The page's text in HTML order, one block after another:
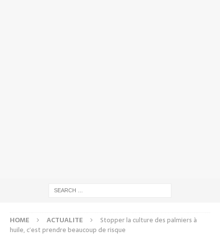
HOME ACTUALITE
Stopper la culture des palmiers à
huile, c’est prendre beaucoup de risque